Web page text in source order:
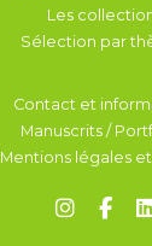
Les
Sélection par
Contact et
Manuscrits /
Mentions légales